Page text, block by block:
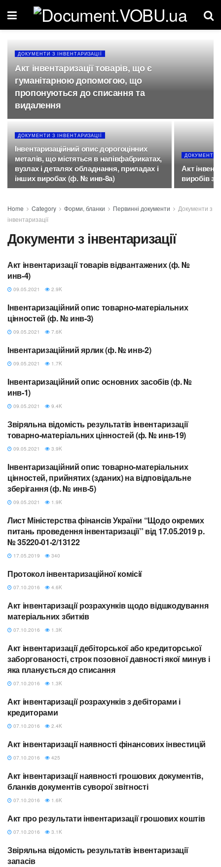
ДОКУМЕНТИ З ІНВЕНТАРИЗАЦІЇ
Акт інвентаризації товарів, що є
гуманітарною допомогою, що
пропонуються до списання та
видалення
ДОКУМЕНТИ З ІНВЕНТАРИЗАЦІЇ
Інвентаризаційний опис дорогоцінних
металів, що містяться в напівфабрикатах,
вузлах і деталях обладнання, приладах і
інших виробах (ф. № инв-8а)
ДОКУМЕНТИ
Акт
виробів з
Home Category Форми, бланки Первинні документи
Документи з
інвентаризації
Документи з інвентаризації
ДОКУМЕНТИ З
Акт інвентаризації товарів відвантажених (ф. №
инв-4)
09.05.2021 2.9K
ДОКУМЕНТИ З
ІНВЕНТАРИЗАЦІЇ
Інвентаризаційний опис товарно-матеріальних
цінностей (ф. № инв-3)
09.05.2021 7.6K
ДОКУМЕНТИ З
Інвентаризаційний ярлик (ф. № инв-2)
09.05.2021 1.7K
ДОКУМЕНТИ З
Інвентаризаційний опис основних засобів (ф. №
инв-1)
09.05.2021 9.4K
ДОКУМЕНТИ З
Звіряльна відомість результатів інвентаризації
товарно-матеріальних цінностей (ф. № инв-19)
09.05.2021 3.9K
ДОКУМЕНТИ З
ІНВЕНТАРИЗАЦІЇ
Інвентаризаційний опис товарно-матеріальних
цінностей, прийнятих (зданих) на відповідальне
зберігання (ф. № инв-5)
09.05.2021 1.9K
ДОКУМЕНТИ З
Лист Міністерства фінансів України “Щодо окремих
питань проведення інвентаризації” від 17.05.2019 р.
№ 35220-01-2/13122
17.05.2019 340
БЮДЖЕТ
Протокол інвентаризаційної комісії
07.10.2016 4.6K
БЮДЖЕТ
Акт інвентаризації розрахунків щодо відшкодування
матеріальних збитків
07.10.2016 1.3K
БЮДЖЕТ
Акт інвентаризації дебіторської або кредиторської
заборгованості, строк позовної давності якої минув і
яка планується до списання
07.10.2016 1.3K
БЮДЖЕТ
Акт інвентаризації розрахунків з дебіторами і
кредиторами
07.10.2016 2.4K
БЮДЖЕТ
Акт інвентаризації наявності фінансових інвестицій
07.10.2016 425
БЮДЖЕТ
Акт інвентаризації наявності грошових документів,
бланків документів суворої звітності
07.10.2016 1.6K
БЮДЖЕТ
Акт про результати інвентаризації грошових коштів
07.10.2016 3.1K
БЮДЖЕТ
Звіряльна відомість результатів інвентаризації
запасів